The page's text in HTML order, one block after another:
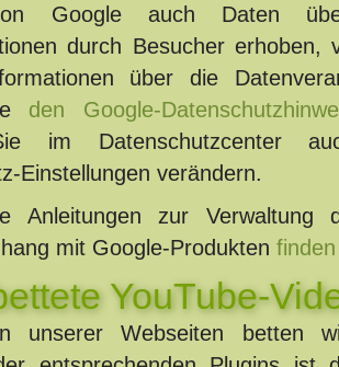
Google auch Daten
durch Besucher erhoben,
über die
den Google-
im Datenschutzcenter
Einstellungen verändern.
Anleitungen zur
mit Google-Produkten
YouTube-
unserer Webseiten betten